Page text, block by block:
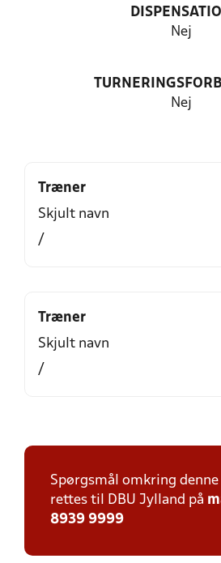
Nej
Nej
Træner
Skjult navn
/
Træner
Skjult navn
/
Spørgsmål omkring denne
rettes til DBU Jylland på
8939 9999